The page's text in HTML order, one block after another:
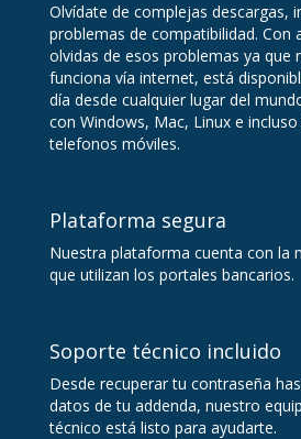
Olvídate de complejas descargas,
problemas de compatibilidad. Con
olvidas de esos problemas ya que
funciona vía internet, está
día desde cualquier lugar del
con Windows, Mac, Linux e
telefonos móviles.
Plataforma segura
Nuestra plataforma cuenta con la
que utilizan los portales bancarios.
Soporte técnico incluido
Desde recuperar tu contraseña
datos de tu addenda, nuestro
técnico está listo para ayudarte.